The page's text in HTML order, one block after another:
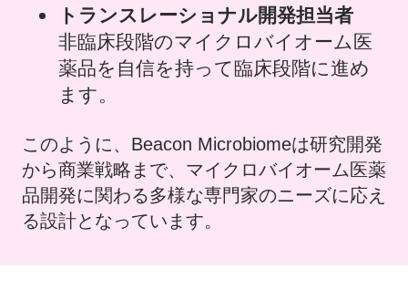
トランスレーショナル開発担当者
非臨床段階のマイクロバイオーム医
薬品を自信を持って臨床段階に進め
ます。
このように、Beacon Microbiomeは研究開発
から商業戦略まで、マイクロバイオーム医薬
品開発に関わる多様な専門家のニーズに応え
る設計となっています。